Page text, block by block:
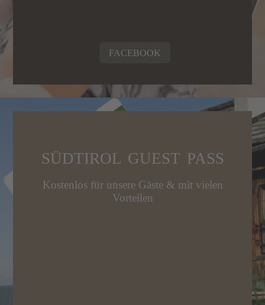
FACEBOOK
SÜDTIROL GUEST PASS
Kostenlos für unsere Gäste & mit vielen
Vorteilen